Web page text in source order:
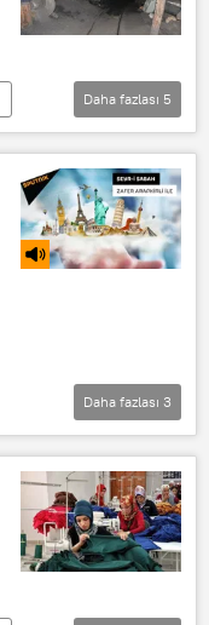
Başbakanlık Afet ve Acil Durum Yönetimi Başkanlığı (AFAD)
Daha fazlası 5
Daha fazlası 3